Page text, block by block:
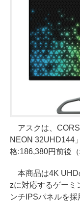
アスクは、
NEON 32UHD144
格:186,380円前後（
本商品は4K UHD
zに対応するゲーミ
ンチIPSパネルを